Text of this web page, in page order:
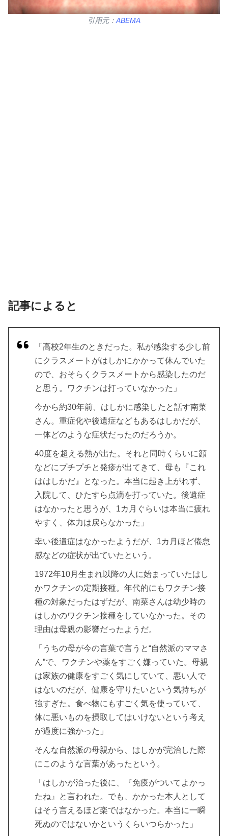
引用元： ABEMA
記事によると
「高校2年生のときだった。私が感染する少し前
にクラスメートがはしかにかかって休んでいた
ので、おそらくクラスメートから感染したのだ
と思う。ワクチンは打っていなかった」
今から約30年前、はしかに感染したと話す南菜
さん。重症化や後遺症などもあるはしかだが、
一体どのような症状だったのだろうか。
40度を超える熱が出た。それと同時くらいに顔
などにプチプチと発疹が出てきて、母も『これ
ははしかだ』となった。本当に起き上がれず、
入院して、ひたすら点滴を打っていた。後遺症
はなかったと思うが、1カ月ぐらいは本当に疲れ
やすく、体力は戻らなかった」
幸い後遺症はなかったようだが、1カ月ほど倦怠
感などの症状が出ていたという。
1972年10月生まれ以降の人に始まっていたはし
かワクチンの定期接種。年代的にもワクチン接
種の対象だったはずだが、南菜さんは幼少時の
はしかのワクチン接種をしていなかった。その
理由は母親の影響だったようだ。
「うちの母が今の言葉で言うと“自然派のママさ
ん”で、ワクチンや薬をすごく嫌っていた。母親
は家族の健康をすごく気にしていて、悪い人で
はないのだが、健康を守りたいという気持ちが
強すぎた。食べ物にもすごく気を使っていて、
体に悪いものを摂取してはいけないという考え
が過度に強かった」
そんな自然派の母親から、はしかが完治した際
にこのような言葉があったという。
「はしかが治った後に、『免疫がついてよかっ
たね』と言われた。でも、かかった本人として
はそう言えるほど楽ではなかった。本当に一瞬
死ぬのではないかというくらいつらかった」